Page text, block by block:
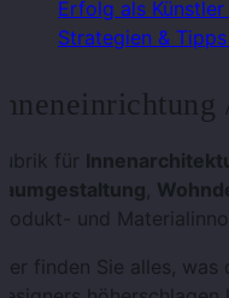
Erfolg als
Strategien &
für
,
und
finden Sie alles, was